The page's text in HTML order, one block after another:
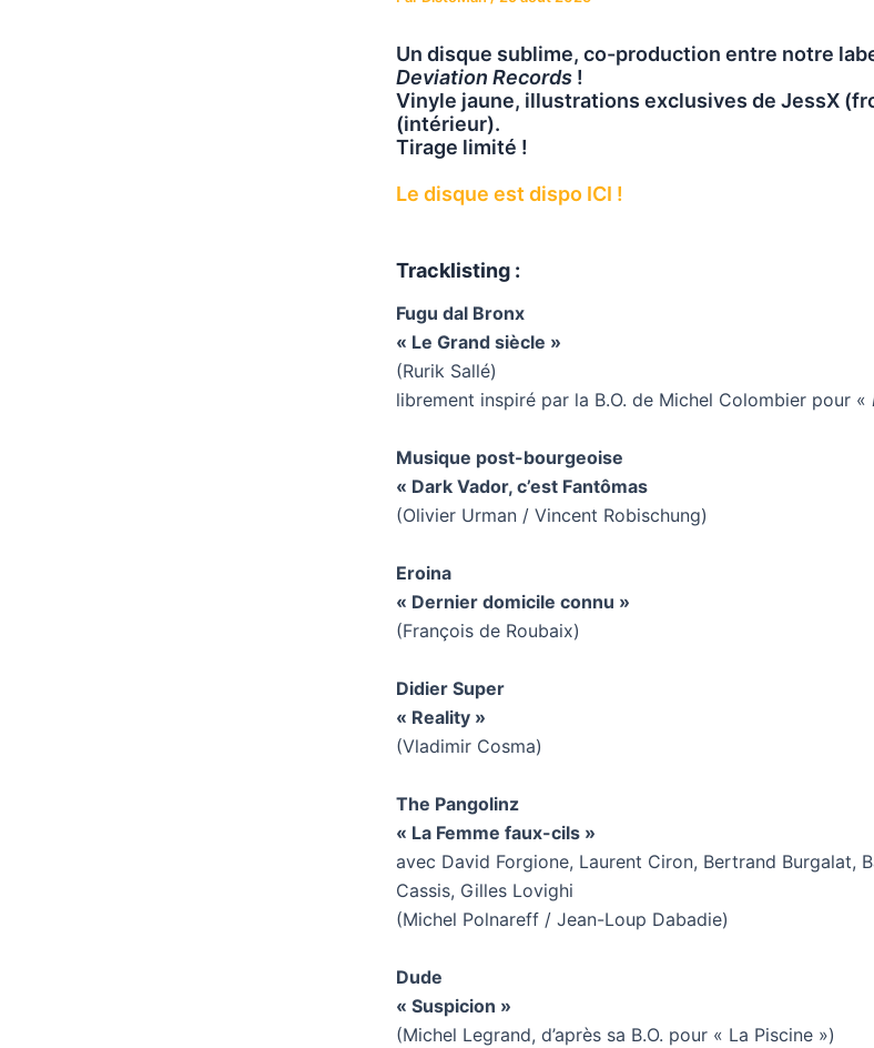
Un disque sublime, co-production entre notre
Deviation Records !
Vinyle jaune, illustrations exclusives de JessX
(intérieur).
Tirage limité !
Le disque est dispo ICI !
Tracklisting :
Fugu dal Bronx
« Le Grand siècle »
(Rurik Sallé)
librement inspiré par la B.O. de Michel Colombier pour «
Musique post-bourgeoise
« Dark Vador, c’est Fantômas
(Olivier Urman / Vincent Robischung)
Eroina
« Dernier domicile connu »
(François de Roubaix)
Didier Super
« Reality »
(Vladimir Cosma)
The Pangolinz
« La Femme faux-cils »
avec David Forgione, Laurent Ciron, Bertrand Burgalat,
Cassis, Gilles Lovighi
(Michel Polnareff / Jean-Loup Dabadie)
Dude
« Suspicion »
(Michel Legrand, d’après sa B.O. pour « La Piscine »)